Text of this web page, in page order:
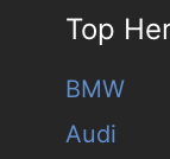
Top
BMW
Audi